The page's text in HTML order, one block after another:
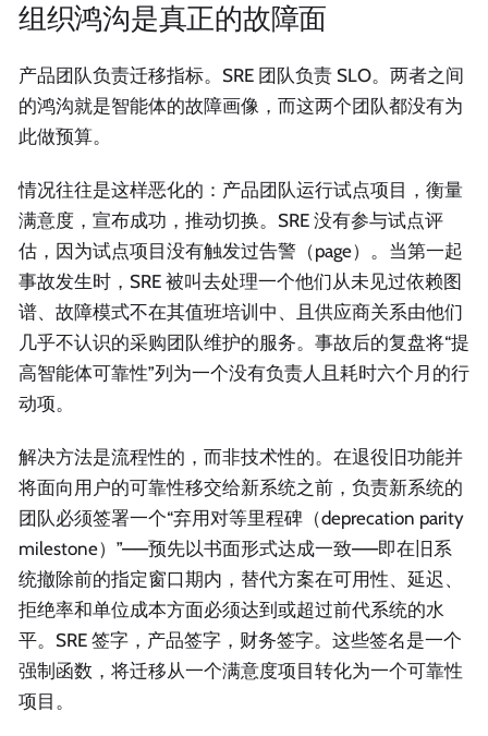
组织鸿沟是真正的故障面
产品团队负责迁移指标。SRE 团队负责 SLO。两者之间
的鸿沟就是智能体的故障画像，而这两个团队都没有为
此做预算。
情况往往是这样恶化的：产品团队运行试点项目，衡量
满意度，宣布成功，推动切换。SRE 没有参与试点评
估，因为试点项目没有触发过告警（page）。当第一起
事故发生时，SRE 被叫去处理一个他们从未见过依赖图
谱、故障模式不在其值班培训中、且供应商关系由他们
几乎不认识的采购团队维护的服务。事故后的复盘将“提
高智能体可靠性”列为一个没有负责人且耗时六个月的行
动项。
解决方法是流程性的，而非技术性的。在退役旧功能并
将面向用户的可靠性移交给新系统之前，负责新系统的
团队必须签署一个“弃用对等里程碑（deprecation parity
milestone）”——预先以书面形式达成一致——即在旧系
统撤除前的指定窗口期内，替代方案在可用性、延迟、
拒绝率和单位成本方面必须达到或超过前代系统的水
平。SRE 签字，产品签字，财务签字。这些签名是一个
强制函数，将迁移从一个满意度项目转化为一个可靠性
项目。